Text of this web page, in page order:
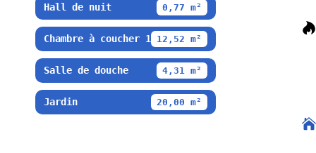
Hall de nuit 0,77 m²
Chambre à coucher 1 12,52 m²
Salle de douche 4,31 m²
Jardin 20,00 m²